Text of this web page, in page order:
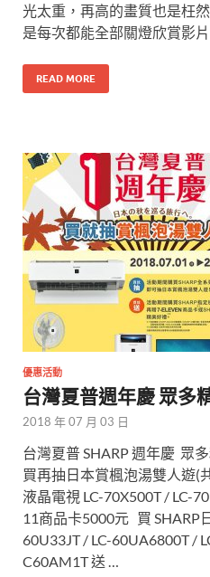
光太重，再高的畫質也是枉
是每次都能全部關燈欣賞影片
READ MORE
優惠活動
台灣夏普週年慶 眾多
2018 年 07 月 03 日
台灣夏普 SHARP 週年慶 眾
買再抽日本賞楓泡湯雙人遊(
液晶電視 LC-70X500T / LC-
11商品卡5000元 買 SHARP
60U33JT / LC-60UA6800T /
C60AM1T 送 …